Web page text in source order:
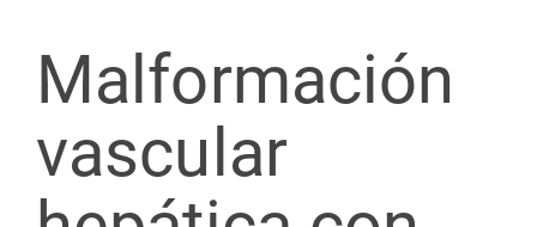
Malformación
vascular